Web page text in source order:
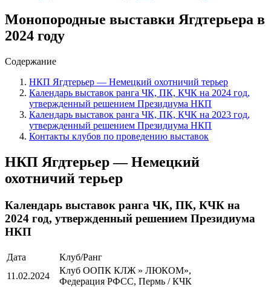
Монопородные выставки Ягдтерьера в
2024 году
Содержание
НКП Ягдтерьер — Немецкий охотничий терьер
Календарь выставок ранга ЧК, ПК, КЧК на 2024 год,
утвержденный решением Президиума НКП
Календарь выставок ранга ЧК, ПК, КЧК на 2023 год,
утвержденный решением Президиума НКП
Контакты клубов по проведению выставок
НКП Ягдтерьер — Немецкий
охотничий терьер
Календарь выставок ранга ЧК, ПК, КЧК на
2024 год, утвержденный решением Президиума
НКП
Дата
Клуб/Ранг
11.02.2024
Клуб ООПК КЛЖ » ЛЮКОМ»,
Федерация РФСС, Пермь / КЧК